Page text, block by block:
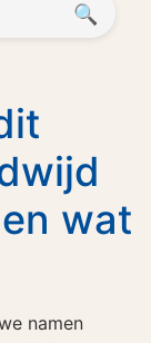
🔍
wat
namen